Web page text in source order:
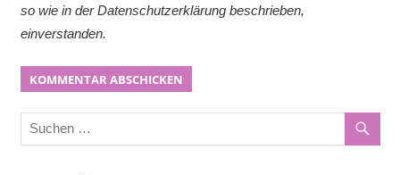
so wie in der Datenschutzerklärung beschrieben,
einverstanden.